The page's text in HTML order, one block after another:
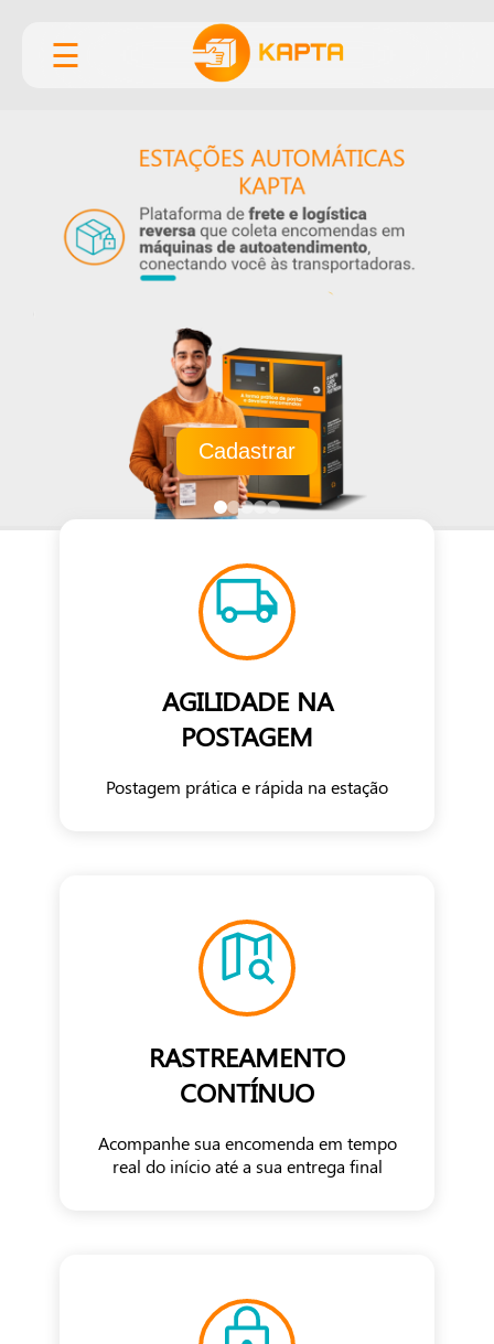
☰
Cadastrar
AGILIDADE NA
POSTAGEM
Postagem prática e rápida na estação
RASTREAMENTO
CONTÍNUO
Acompanhe sua encomenda em tempo
real do início até a sua entrega final